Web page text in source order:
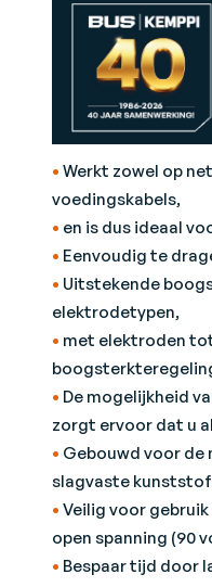
• Werkt zowel op
voedingskabels,
• en is dus ideaal
• Eenvoudig te
• Uitstekende
elektrodetypen,
• met elektroden
• De mogelijkheid
zorgt ervoor dat u
• Gebouwd voor de
slagvaste
• Veilig voor
open spanning (90
• Bespaar tijd door